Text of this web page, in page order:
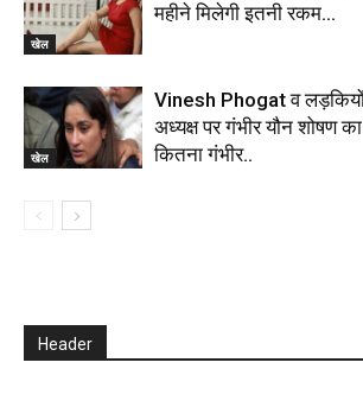
खेल
महीने मिलेगी इतनी रकम…
खेल
Vinesh Phogat व
अध्यक्ष पर गंभीर यौन शोषण
कितना गंभीर..
Header